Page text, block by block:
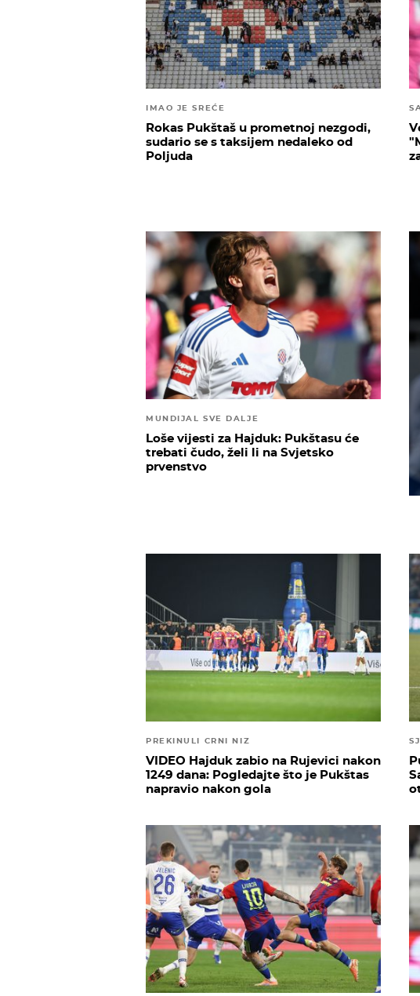
IMAO JE SREĆE
Rokas Pukštaš u prometnoj nezgodi,
sudario se s taksijem nedaleko od
Poljuda
MUNDIJAL SVE DALJE
Loše vijesti za Hajduk: Pukštasu će
trebati čudo, želi li na Svjetsko
prvenstvo
PREKINULI CRNI NIZ
VIDEO Hajduk zabio na Rujevici nakon
1249 dana: Pogledajte što je Pukštas
napravio nakon gola